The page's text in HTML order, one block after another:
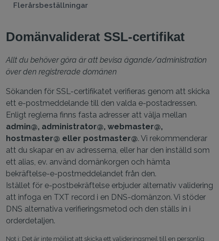
Flerårsbeställningar
Domänvaliderat SSL-certifikat
Allt du behöver göra är att bevisa ägande/administration
över den registrerade domänen
Sökanden för SSL-certifikatet verifieras genom att skicka
ett e-postmeddelande till den valda e-postadressen.
Enligt reglerna finns fasta adresser att välja mellan
admin@, administrator@, webmaster@,
hostmaster@ eller postmaster@. Vi rekommenderar
att du skapar en av adresserna, eller har den inställd som
ett alias, ev. använd domänkorgen och hämta
bekräftelse-e-postmeddelandet från den.
Istället för e-postbekräftelse erbjuder alternativ validering
att infoga en TXT record i en DNS-domänzon. Vi stöder
DNS alternativa verifieringsmetod och den ställs in i
orderdetaljen.
Not i: Det är inte möjligt att skicka ett valideringsmejl till en personlig